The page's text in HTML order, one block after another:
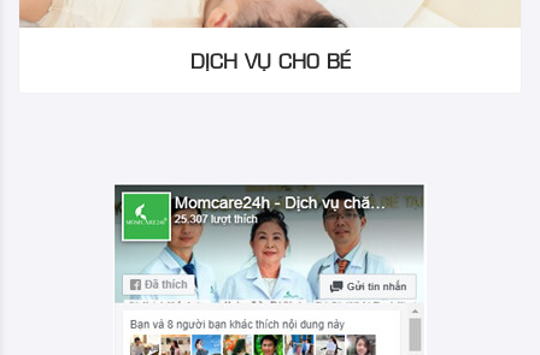
DỊCH VỤ CHO BÉ